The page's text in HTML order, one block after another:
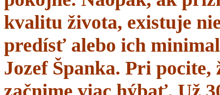
kvalitu života, existuje
predísť alebo ich
Jozef Španka. Pri